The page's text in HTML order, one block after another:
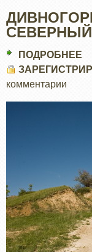
ПОДРОБНЕЕ
комментарии